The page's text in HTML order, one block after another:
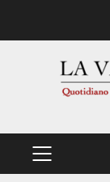
PRIMÄRES